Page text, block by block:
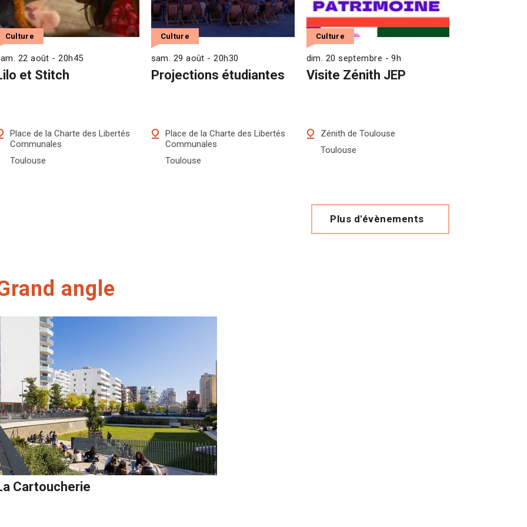
et Stitch
Culture
22 août - 20h45
Place de la Charte des Libertés
Communales
Toulouse
Projections étudiantes
Culture
sam. 29 août - 20h30
Place de la Charte des Libertés
Communales
Toulouse
Visite Zénith JEP
Culture
dim. 20 septembre - 9h
Zénith de Toulouse
Toulouse
Plus d'évènements
angle
Cartoucherie